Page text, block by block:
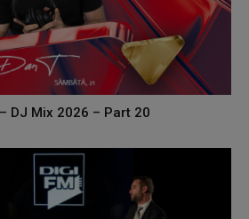
DJ Mix 2026 – Part 20